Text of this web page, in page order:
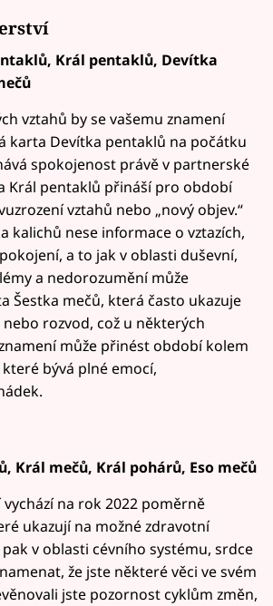
Král pentaklů, Devítka
vztahů by se vašemu znamení
karta Devítka pentaklů na počátku
spokojenost právě v partnerské
Král pentaklů přináší pro období
vztahů nebo „nový objev.“
kalichů nese informace o vztazích,
a to jak v oblasti duševní,
a nedorozumění může
Šestka mečů, která často ukazuje
rozvod, což u některých
může přinést období kolem
bývá plné emocí,
Král mečů, Král pohárů, Eso mečů
vychází na rok 2022 poměrně
ukazují na možné zdravotní
v oblasti cévního systému, srdce
že jste některé věci ve svém
jste pozornost cyklům změn,